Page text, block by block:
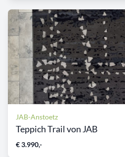
JAB-Anstoetz
Teppich Trail von JAB
€ 3.990,-